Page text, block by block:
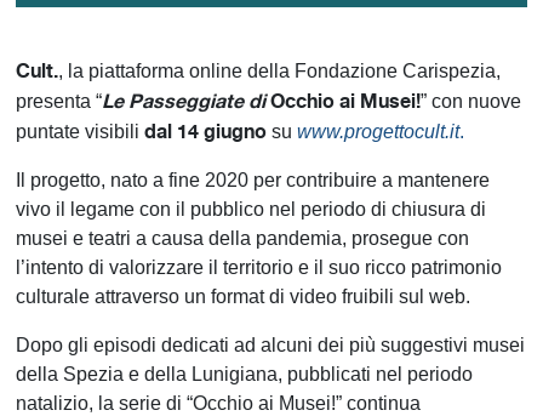
Cult., la piattaforma online della Fondazione Carispezia,
presenta “Le Passeggiate diOcchio ai Musei!” con nuove
puntate visibilidal 14 giugno suwww.progettocult.it.
Il progetto, nato a fine 2020 per contribuire a mantenere
vivo il legame con il pubblico nel periodo di chiusura di
musei e teatri a causa della pandemia, prosegue con
l’intento di valorizzare il territorio e il suo ricco patrimonio
culturale attraverso un format di video fruibili sul web.
Dopo gli episodi dedicati ad alcuni dei più suggestivi musei
della Spezia e della Lunigiana, pubblicati nel periodo
natalizio, la serie di “Occhio ai Musei!” continua